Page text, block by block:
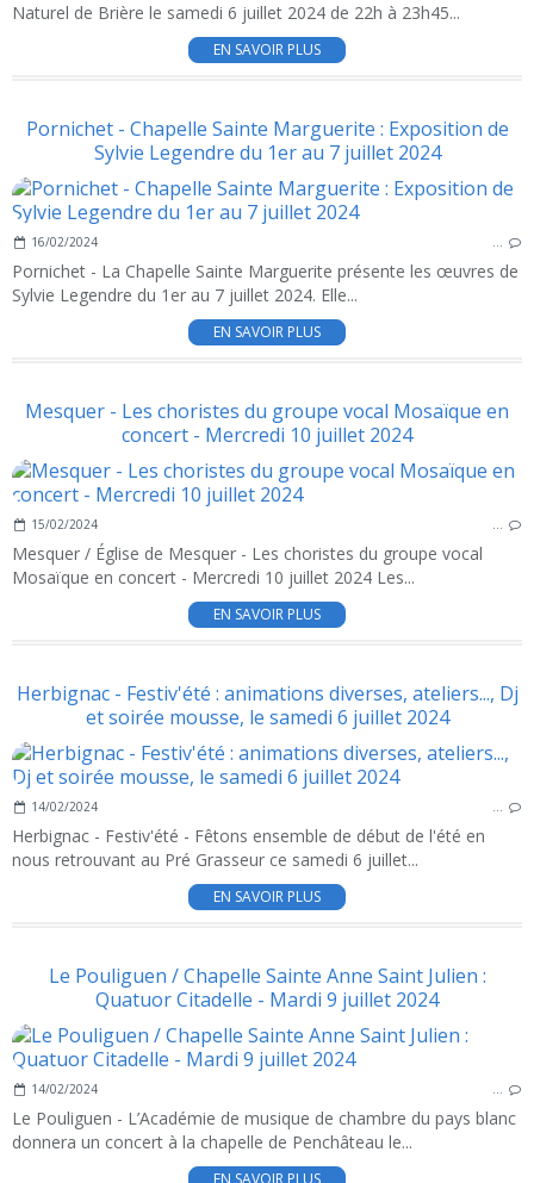
Naturel de Brière le samedi 6 juillet 2024 de 22h à 23h45...
EN SAVOIR PLUS
Pornichet - Chapelle Sainte Marguerite : Exposition de
Sylvie Legendre du 1er au 7 juillet 2024
16/02/2024 …
Pornichet - La Chapelle Sainte Marguerite présente les œuvres de
Sylvie Legendre du 1er au 7 juillet 2024. Elle...
EN SAVOIR PLUS
Mesquer - Les choristes du groupe vocal Mosaïque en
concert - Mercredi 10 juillet 2024
15/02/2024 …
Mesquer / Église de Mesquer - Les choristes du groupe vocal
Mosaïque en concert - Mercredi 10 juillet 2024 Les...
EN SAVOIR PLUS
Herbignac - Festiv'été : animations diverses, ateliers..., Dj
et soirée mousse, le samedi 6 juillet 2024
14/02/2024 …
Herbignac - Festiv'été - Fêtons ensemble de début de l'été en
nous retrouvant au Pré Grasseur ce samedi 6 juillet...
EN SAVOIR PLUS
Le Pouliguen / Chapelle Sainte Anne Saint Julien :
Quatuor Citadelle - Mardi 9 juillet 2024
14/02/2024 …
Le Pouliguen - L’Académie de musique de chambre du pays blanc
donnera un concert à la chapelle de Penchâteau le...